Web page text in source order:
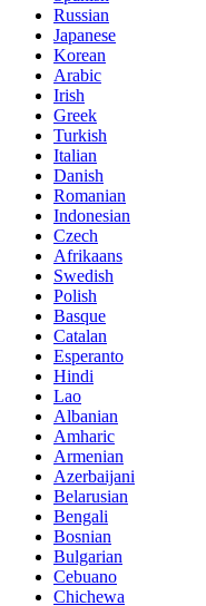
Russian
Japanese
Korean
Arabic
Irish
Greek
Turkish
Italian
Danish
Romanian
Indonesian
Czech
Afrikaans
Swedish
Polish
Basque
Catalan
Esperanto
Hindi
Lao
Albanian
Amharic
Armenian
Azerbaijani
Belarusian
Bengali
Bosnian
Bulgarian
Cebuano
Chichewa